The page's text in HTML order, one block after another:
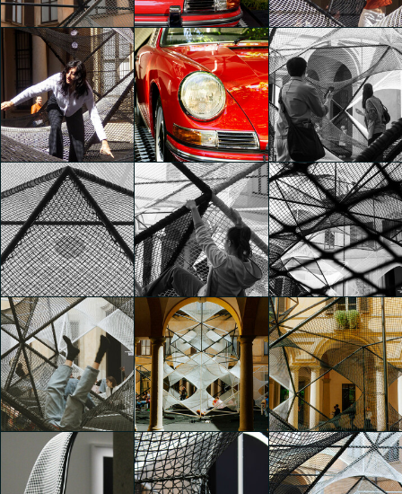
Cerquera
Cerquera
Cerquera
The Art of Dreams
José Manuel Toral
Martínez
The Art of Dreams
José Manuel Toral
Martínez
The Art of Dreams
Cecilia Capone
The Art of Dreams
Cecilia Capone
The Art of Dreams
Giada Stanziano
The Art of Dreams
Giada Stanziano
The Art of Dreams
Giada Stanziano
The Art of Dreams
Giada Stanziano
The Art of Dreams
Giada Stanziano